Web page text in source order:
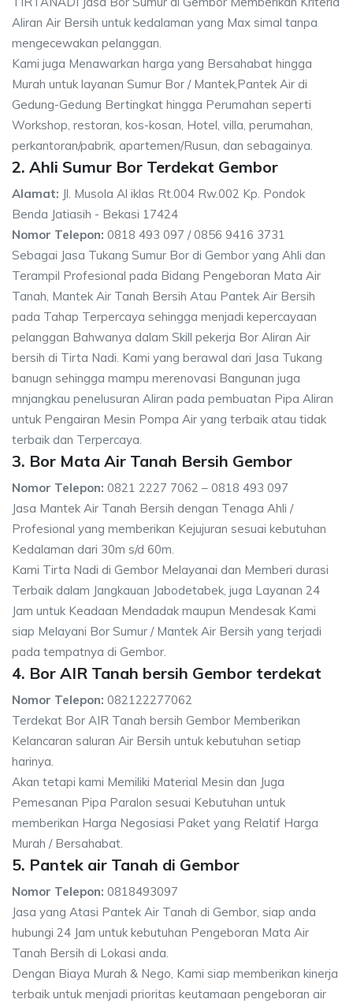
Aliran Air Bersih untuk kedalaman yang Max simal tanpa
mengecewakan pelanggan.
Kami juga Menawarkan harga yang Bersahabat hingga
Murah untuk layanan Sumur Bor / Mantek,Pantek Air di
Gedung-Gedung Bertingkat hingga Perumahan seperti
Workshop, restoran, kos-kosan, Hotel, villa, perumahan,
perkantoran/pabrik, apartemen/Rusun, dan sebagainya.
2. Ahli Sumur Bor Terdekat Gembor
Alamat: Jl. Musola Al iklas Rt.004 Rw.002 Kp. Pondok
Benda Jatiasih - Bekasi 17424
Nomor Telepon: 0818 493 097 / 0856 9416 3731
Sebagai Jasa Tukang Sumur Bor di Gembor yang Ahli dan
Terampil Profesional pada Bidang Pengeboran Mata Air
Tanah, Mantek Air Tanah Bersih Atau Pantek Air Bersih
pada Tahap Terpercaya sehingga menjadi kepercayaan
pelanggan Bahwanya dalam Skill pekerja Bor Aliran Air
bersih di Tirta Nadi. Kami yang berawal dari Jasa Tukang
banugn sehingga mampu merenovasi Bangunan juga
mnjangkau penelusuran Aliran pada pembuatan Pipa Aliran
untuk Pengairan Mesin Pompa Air yang terbaik atau tidak
terbaik dan Terpercaya.
3. Bor Mata Air Tanah Bersih Gembor
Nomor Telepon: 0821 2227 7062 – 0818 493 097
Jasa Mantek Air Tanah Bersih dengan Tenaga Ahli /
Profesional yang memberikan Kejujuran sesuai kebutuhan
Kedalaman dari 30m s/d 60m.
Kami Tirta Nadi di Gembor Melayanai dan Memberi durasi
Terbaik dalam Jangkauan Jabodetabek, juga Layanan 24
Jam untuk Keadaan Mendadak maupun Mendesak Kami
siap Melayani Bor Sumur / Mantek Air Bersih yang terjadi
pada tempatnya di Gembor.
4. Bor AIR Tanah bersih Gembor terdekat
Nomor Telepon: 082122277062
Terdekat Bor AIR Tanah bersih Gembor Memberikan
Kelancaran saluran Air Bersih untuk kebutuhan setiap
harinya.
Akan tetapi kami Memiliki Material Mesin dan Juga
Pemesanan Pipa Paralon sesuai Kebutuhan untuk
memberikan Harga Negosiasi Paket yang Relatif Harga
Murah / Bersahabat.
5. Pantek air Tanah di Gembor
Nomor Telepon: 0818493097
Jasa yang Atasi Pantek Air Tanah di Gembor, siap anda
hubungi 24 Jam untuk kebutuhan Pengeboran Mata Air
Tanah Bersih di Lokasi anda.
Dengan Biaya Murah & Nego, Kami siap memberikan kinerja
terbaik untuk menjadi prioritas keutamaan pengeboran air